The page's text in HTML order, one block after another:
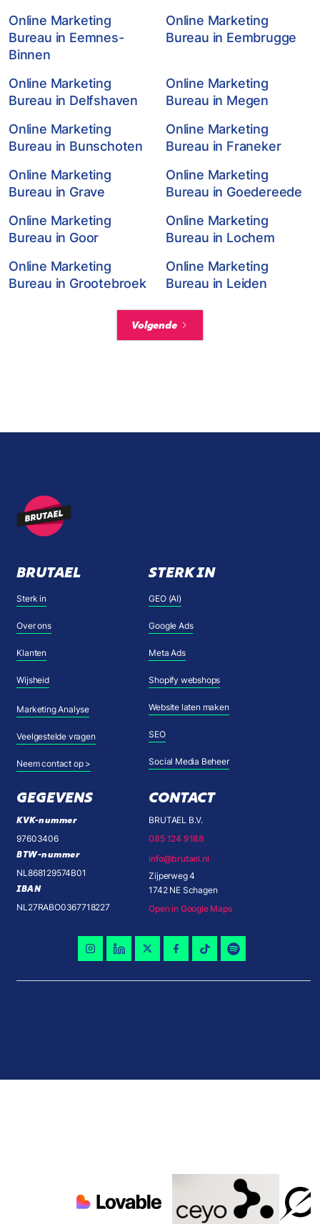
Online Marketing
Bureau in Eemnes-
Binnen
Online Marketing
Bureau in Eembrugge
Online Marketing
Bureau in Delfshaven
Online Marketing
Bureau in Megen
Online Marketing
Bureau in Bunschoten
Online Marketing
Bureau in Franeker
Online Marketing
Bureau in Grave
Online Marketing
Bureau in Goedereede
Online Marketing
Bureau in Goor
Online Marketing
Bureau in Lochem
Online Marketing
Bureau in Grootebroek
Online Marketing
Bureau in Leiden
Volgende
BRUTAEL
Sterk in
Over ons
Klanten
Wijsheid
Marketing Analyse
Veelgestelde vragen
Neem contact op >
STERK IN
GEO (AI)
Google Ads
Meta Ads
Shopify webshops
Website laten maken
SEO
Social Media Beheer
GEGEVENS
KVK-nummer
97603406
BTW-nummer
NL868129574B01
IBAN
NL27RABO0367718227
CONTACT
BRUTAEL B.V.
085 124 9188
info@brutael.nl
Zijperweg 4
1742 NE Schagen
Open in Google Maps